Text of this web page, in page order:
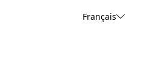
Français